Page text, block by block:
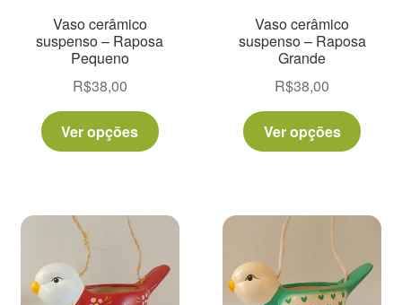
Vaso cerâmico
suspenso – Raposa
Pequeno
R$38,00
Ver opções
Este
produto
variantes.
podem
Vaso cerâmico
suspenso – Raposa
Grande
R$38,00
Ver opções
Este